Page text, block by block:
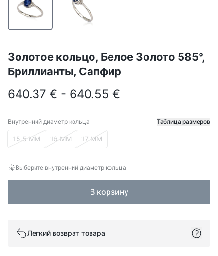
Золотое кольцо, Белое Золото 585°,
Бриллианты, Сапфир
640.37 € - 640.55 €
Внутренний диаметр кольца Таблица размеров
Внутренний диаметр кольца
15.5 ММ 16 ММ 17 ММ
Выберите внутренний диаметр кольца
В корзину
Легкий возврат товара